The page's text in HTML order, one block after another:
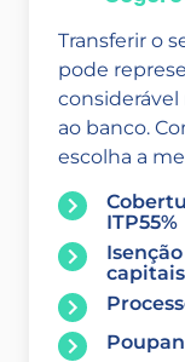
Transferir o
pode
ao banco.
escolha a
ITP55%